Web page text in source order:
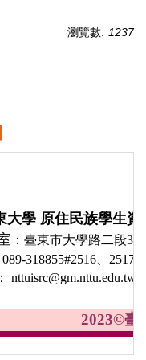
瀏覽數: 1237
大學 原住民族學生資
：臺東市大學路二段
318855#2516、2517
nttuisrc@gm.nttu.edu.tw
2023©臺